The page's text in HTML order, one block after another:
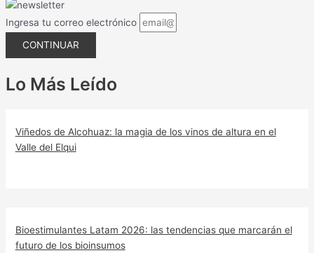
Ingresa tu correo electrónico
CONTINUAR
Lo Más Leído
Viñedos de Alcohuaz: la magia de los vinos de altura en el
Valle del Elqui
Bioestimulantes Latam 2026: las tendencias que marcarán el
futuro de los bioinsumos